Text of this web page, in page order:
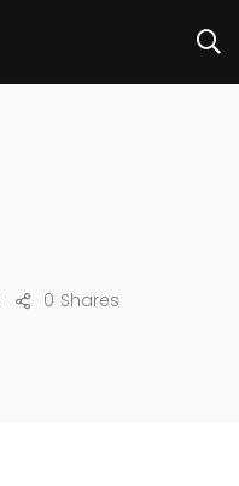
Shares
0